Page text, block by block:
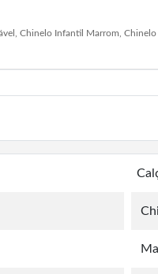
Chinelo Infantil Marrom, Chinelo